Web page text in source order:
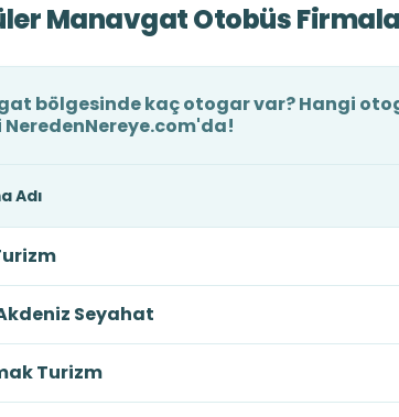
Manavgat Otobüs
bölgesinde kaç otogar var? Hangi
Adı
Seyahat
Turizm